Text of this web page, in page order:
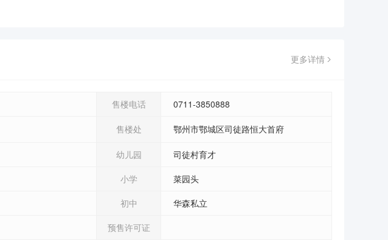
更多详情
售楼电话 0711-3850888
售楼处 鄂州市鄂城区司徒路恒大首府
幼儿园
司徒村育才
小学
菜园头
初中
华森私立
预售许可证